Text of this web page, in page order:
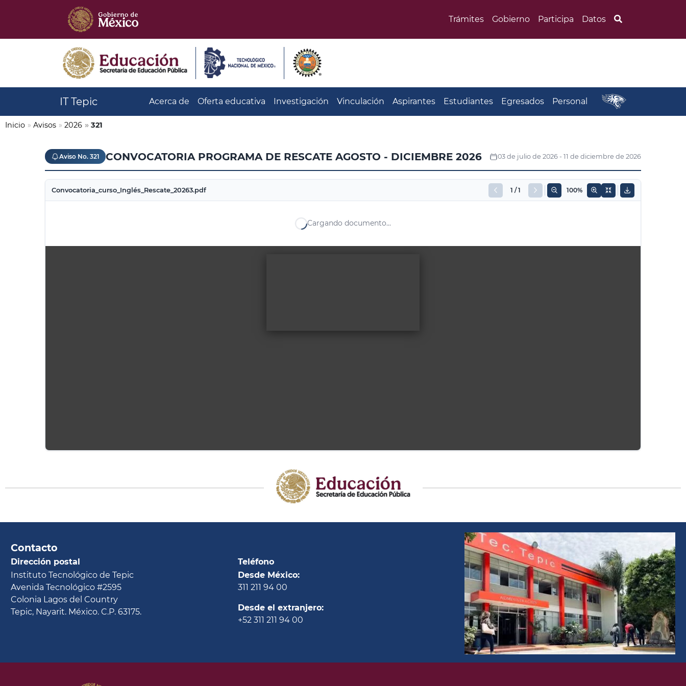
Trámites Gobierno Participa Datos Búsqueda
IT Tepic Acerca de Oferta educativa Investigación Vinculación Aspirantes Estudiantes Egresados Personal
Inicio » Avisos » 2026 » 321
Aviso No. 321 CONVOCATORIA PROGRAMA DE RESCATE AGOSTO - DICIEMBRE 2026 03 de julio de 2026 - 11 de diciembre de 2026
Convocatoria_curso_Inglés_Rescate_20263.pdf 1 / 1 100%
Cargando documento...
Contacto
Dirección postal
Instituto Tecnológico de Tepic
Avenida Tecnológico #2595
Colonia Lagos del Country
Tepic, Nayarit. México. C.P. 63175.
Teléfono
Desde México:
311 211 94 00
Desde el extranjero:
+52 311 211 94 00